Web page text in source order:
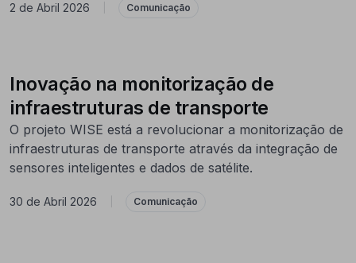
2 de Abril 2026 Comunicação
Inovação na monitorização de
infraestruturas de transporte
O projeto WISE está a revolucionar a monitorização de
infraestruturas de transporte através da integração de
sensores inteligentes e dados de satélite.
30 de Abril 2026 Comunicação